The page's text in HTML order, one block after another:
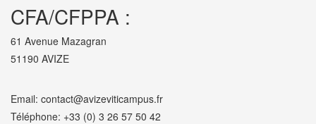
CFA/CFPPA :
61 Avenue Mazagran
51190 AVIZE
Email: contact@avizeviticampus.fr
Téléphone: +33 (0) 3 26 57 50 42